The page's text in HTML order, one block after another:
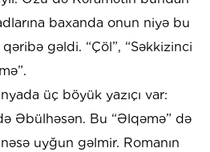
baxanda onun niyə bu
gəldi. “Çöl”, “Səkkizinci
üç böyük yazıçı var:
Əbülhəsən. Bu “Əlqəmə” də
uyğun gəlmir. Romanın